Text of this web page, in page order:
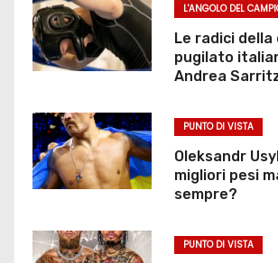
L'ANGOLO DEL
Le radici della
pugilato
Andrea
PUNTO DI VISTA
Oleksandr
migliori pesi
sempre?
PUNTO DI VISTA